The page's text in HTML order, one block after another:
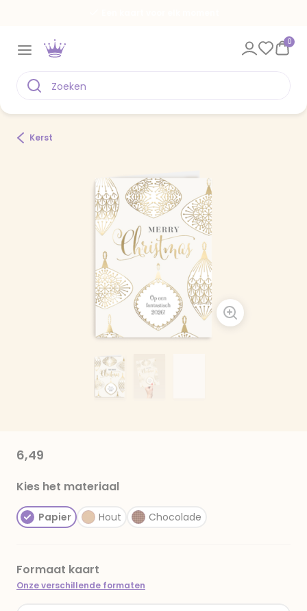
0
Kerst
6,49
Kies het materiaal
Papier Hout Chocolade
Formaat kaart
Onze verschillende formaten